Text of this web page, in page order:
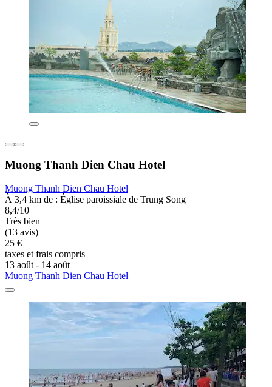
Muong Thanh Dien Chau Hotel
Muong Thanh Dien Chau Hotel
À 3,4 km de : Église paroissiale de Trung Song
8,4/10
Très bien
(13 avis)
25 €
taxes et frais compris
13 août - 14 août
Muong Thanh Dien Chau Hotel